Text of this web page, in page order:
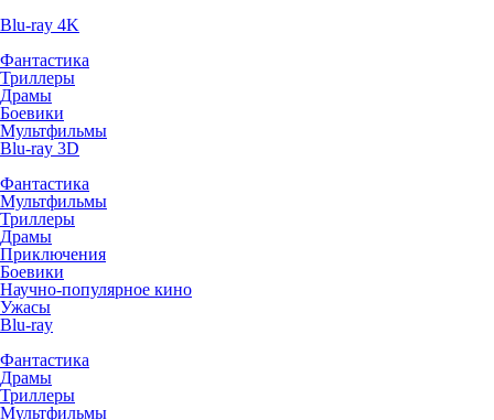
Blu-ray 4K
Фантастика
Триллеры
Драмы
Боевики
Мультфильмы
Blu-ray 3D
Фантастика
Мультфильмы
Триллеры
Драмы
Приключения
Боевики
Научно-популярное кино
Ужасы
Blu-ray
Фантастика
Драмы
Триллеры
Мультфильмы